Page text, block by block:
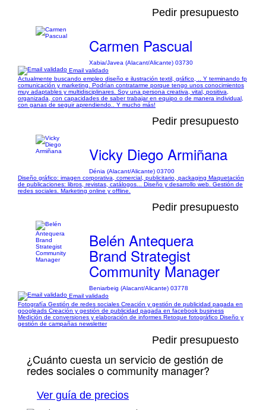
Pedir presupuesto
Carmen Pascual
Xabia/Javea (Alacant/Alicante) 03730
Email validado
Actualmente buscando empleo diseño e ilustración textil, gráfico, .. Y terminando fp
comunicación y marketing. Podrían contratarme porque tengo unos conocimientos
muy adaptables y multidisciplinares. Soy una persona creativa, vital, positiva,
organizada, con capacidades de saber trabajar en equipo o de manera individual,
con ganas de seguir aprendiendo.. Y mucho más!
Pedir presupuesto
Vicky Diego Armiñana
Dénia (Alacant/Alicante) 03700
Diseño gráfico: imagen corporativa, comercial, publicitario, packaging Maquetación
de publicaciones: libros, revistas, catálogos... Diseño y desarrollo web. Gestión de
redes sociales. Marketing online y offline.
Pedir presupuesto
Belén Antequera
Brand Strategist
Community Manager
Beniarbeig (Alacant/Alicante) 03778
Email validado
Fotografía Gestión de redes sociales Creación y gestión de publicidad pagada en
googleads Creación y gestión de publicidad pagada en facebook business
Medición de conversiones y elaboración de informes Retoque fotográfico Diseño y
gestión de campañas newsletter
Pedir presupuesto
¿Cuánto cuesta un servicio de gestión de
redes sociales o community manager?
Ver guía de precios